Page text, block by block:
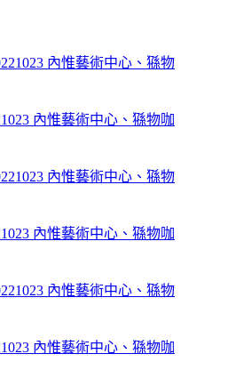
內惟藝術中心、猻物咖
內惟藝術中心、猻物咖
內惟藝術中心、猻物咖